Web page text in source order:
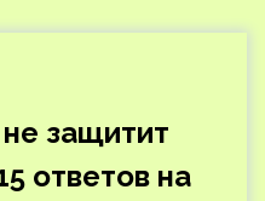
защитит
ответов на